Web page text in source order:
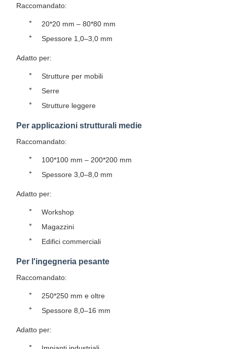
Raccomandato:
20*20 mm – 80*80 mm
Spessore 1,0–3,0 mm
Adatto per:
Strutture per mobili
Serre
Strutture leggere
Per applicazioni strutturali medie
Raccomandato:
100*100 mm – 200*200 mm
Spessore 3,0–8,0 mm
Adatto per:
Workshop
Magazzini
Edifici commerciali
Per l'ingegneria pesante
Raccomandato:
250*250 mm e oltre
Spessore 8,0–16 mm
Adatto per: